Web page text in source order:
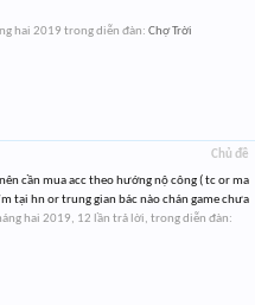
hai 2019 trong diễn đàn: Chợ Trời
Chủ đề
cần mua acc theo hướng nộ công ( tc or ma
tại hn or trung gian bác nào chán game chưa
hai 2019, 12 lần trả lời, trong diễn đàn: